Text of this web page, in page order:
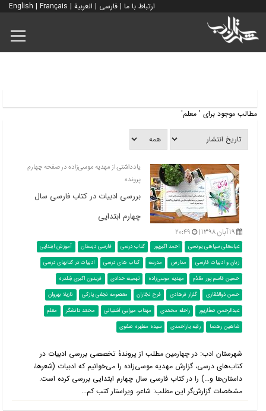
ارتباط با ما | فارسی | العربية |
English | Français
مطالب موجود برای ' معلم'
یادداشتی از مهدیه موسی‌زاده در صفحه چهارم
پرونده
بررسی ادبیات در کتاب فارسی سال
چهارم ابتدایی
۱۹ آبان ۱۳۹۸ | ۲۰:۴۹
عباسعلی سپاهی یونسی احمد اکبرپور کتاب درسی فارسی دبستان
آموزش ابتدایی
زبان و ادبیات فارسی
مدارس مدرسه کتاب های درسی
ادبیات در کتابهای درسی
حسین قاسم پور مقدّم
مهدیه موسی‌زاده تهمینه حدادی
فریدون اکبری شِلدره
حسن ذوالفقاری
گلزار فرهادی فرح نجّاران معصومه نجفی پازکی
نازیلا بهروان
عبدالرحمن صفّارپور
راحله محمّدی مهتاب میرایی آشتیانی محمّد دانشگر
معلم
شاهین رهنما
رقیه یاراحمدی سیده مطهره صفوی
شهرستان ادب: در چهارمین مطلب از پروندۀ تخصصی بررسی ادبیات در
کتاب‌‌های درسی، گزارش مهدیه موسی‌زاده را می‌خوانیم که ادبیات (شعرها،
داستان‌ها و...) را در کتاب فارسی سال چهارم ابتدایی بررسی کرده است.
مشخصات گزارش‌گر این مطلب: شاعر، ویراستار کتب کم...